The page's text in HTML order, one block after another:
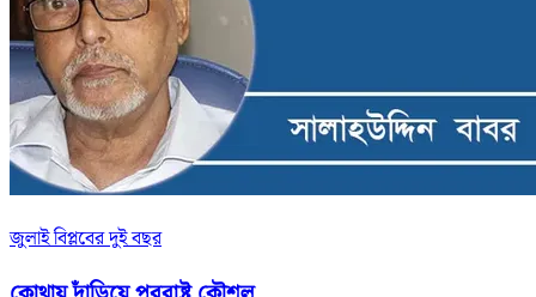
জুলাই বিপ্লবের দুই বছর